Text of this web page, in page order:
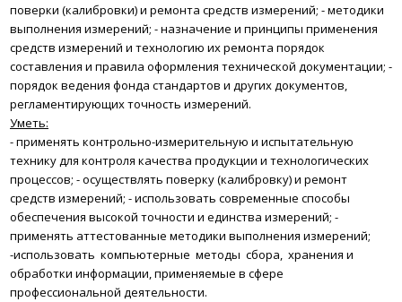
поверки (калибровки) и ремонта средств измерений; - методики
выполнения измерений; - назначение и принципы применения
средств измерений и технологию их ремонта порядок
составления и правила оформления технической документации; -
порядок ведения фонда стандартов и других документов,
регламентирующих точность измерений.
Уметь:
- применять контрольно-измерительную и испытательную
технику для контроля качества продукции и технологических
процессов; - осуществлять поверку (калибровку) и ремонт
средств измерений; - использовать современные способы
обеспечения высокой точности и единства измерений; -
применять аттестованные методики выполнения измерений;
-использовать компьютерные методы сбора, хранения и
обработки информации, применяемые в сфере
профессиональной деятельности.